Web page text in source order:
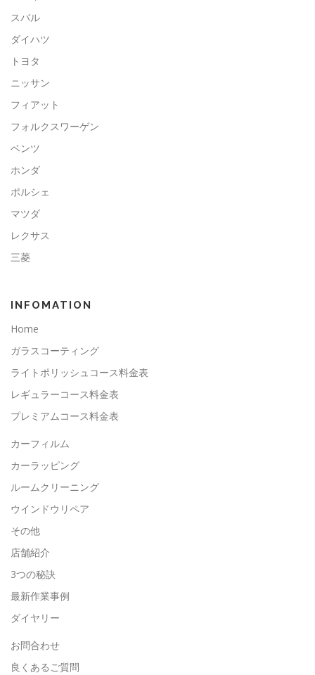
スバル
ダイハツ
トヨタ
ニッサン
フィアット
フォルクスワーゲン
ベンツ
ホンダ
ポルシェ
マツダ
レクサス
三菱
INFOMATION
Home
ガラスコーティング
ライトポリッシュコース料金表
レギュラーコース料金表
プレミアムコース料金表
カーフィルム
カーラッピング
ルームクリーニング
ウインドウリペア
その他
店舗紹介
3つの秘訣
最新作業事例
ダイヤリー
お問合わせ
良くあるご質問